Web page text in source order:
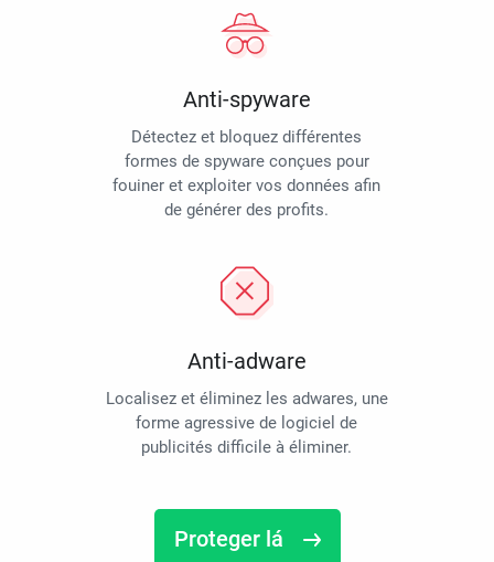
Anti-spyware
Détectez et bloquez différentes
formes de spyware conçues pour
fouiner et exploiter vos données afin
de générer des profits.
Anti-adware
Localisez et éliminez les adwares, une
forme agressive de logiciel de
publicités difficile à éliminer.
Proteger lá